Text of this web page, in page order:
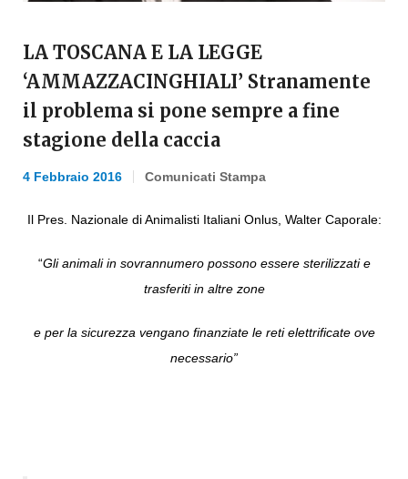
LA TOSCANA E LA LEGGE
‘AMMAZZACINGHIALI’ Stranamente
il problema si pone sempre a fine
stagione della caccia
4 Febbraio 2016 Comunicati Stampa
Il Pres. Nazionale di Animalisti Italiani Onlus, Walter Caporale:
“Gli animali in sovrannumero possono essere sterilizzati e
trasferiti in altre zone
e per la sicurezza vengano finanziate le reti elettrificate ove
necessario”